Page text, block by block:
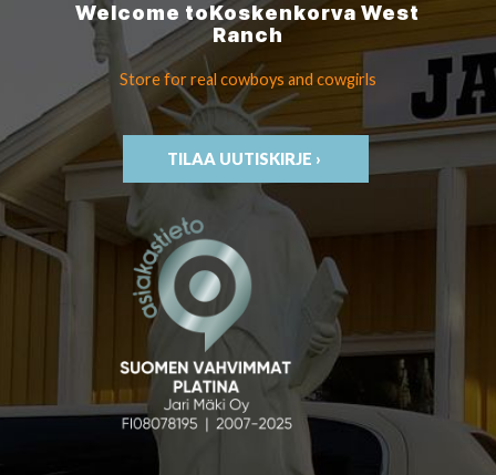
Welcome toKoskenkorvaWest
Ranch
Store for real cowboys and cowgirls
TILAA UUTISKIRJE ›